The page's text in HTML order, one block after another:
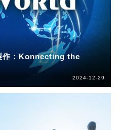
作：Konnecting the
2024-12-29